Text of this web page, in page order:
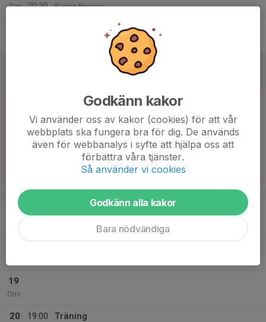
Tor
20:30
B-plan Prezero
Match mot Torstorps IF
PreZero Arena - Plan B
15:00
Match mot Smedby AIS P12
Träningsmatcher
PreZero Arena - Plan B
v.8
17
Teknikhallen PlatinumCars Arena
19
Ons
20
19:00
Träning
Godkänn kakor
Vi använder oss av kakor (cookies) för att vår
webbplats ska fungera bra för dig. De används
även för webbanalys i syfte att hjälpa oss att
förbättra våra tjänster.
Så använder vi cookies
Godkänn alla kakor
Bara nödvändiga